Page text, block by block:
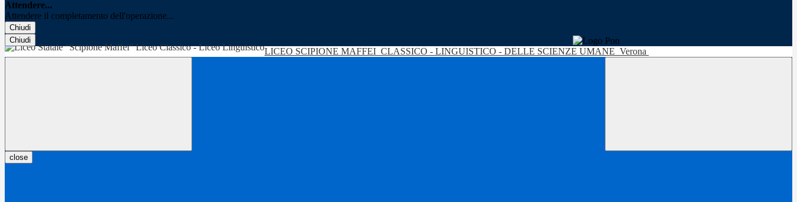
Attendere...
Attendere il completamento dell'operazione...
Chiudi
Chiudi
LICEO SCIPIONE MAFFEI CLASSICO - LINGUISTICO - DELLE SCIENZE UMANE Verona
close